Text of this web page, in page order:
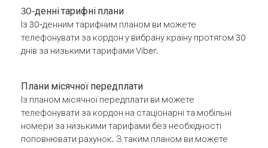
30-денні тарифні плани
Із 30-денним тарифним планом ви можете
телефонувати за кордон у вибрану країну протягом 30
днів за низькими тарифами Viber.
Плани місячної передплати
Із планом місячної передплати ви можете
телефонувати за кордон на стаціонарні та мобільні
номери за низькими тарифами без необхідності
поповнювати рахунок. З таким планом ви можете